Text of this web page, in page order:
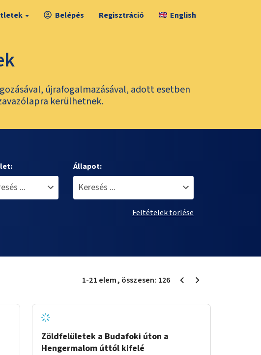
Belépés Regisztráció English
újrafogalmazásával, adott esetben
kerülhetnek.
Állapot:
Feltételek törlése
1-21 elem, összesen: 126
Zöldfelületek a Budafoki úton a
Hengermalom úttól kifelé